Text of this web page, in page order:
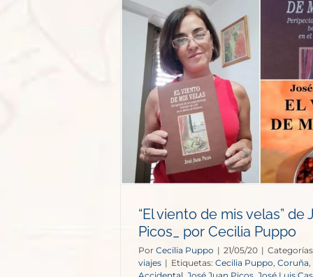
“El viento de mis velas” de
Picos_ por Cecilia Puppo
Por Cecilia Puppo | 21/05/20 |
viajes | Etiquetas: Cecilia Puppo Coruña,